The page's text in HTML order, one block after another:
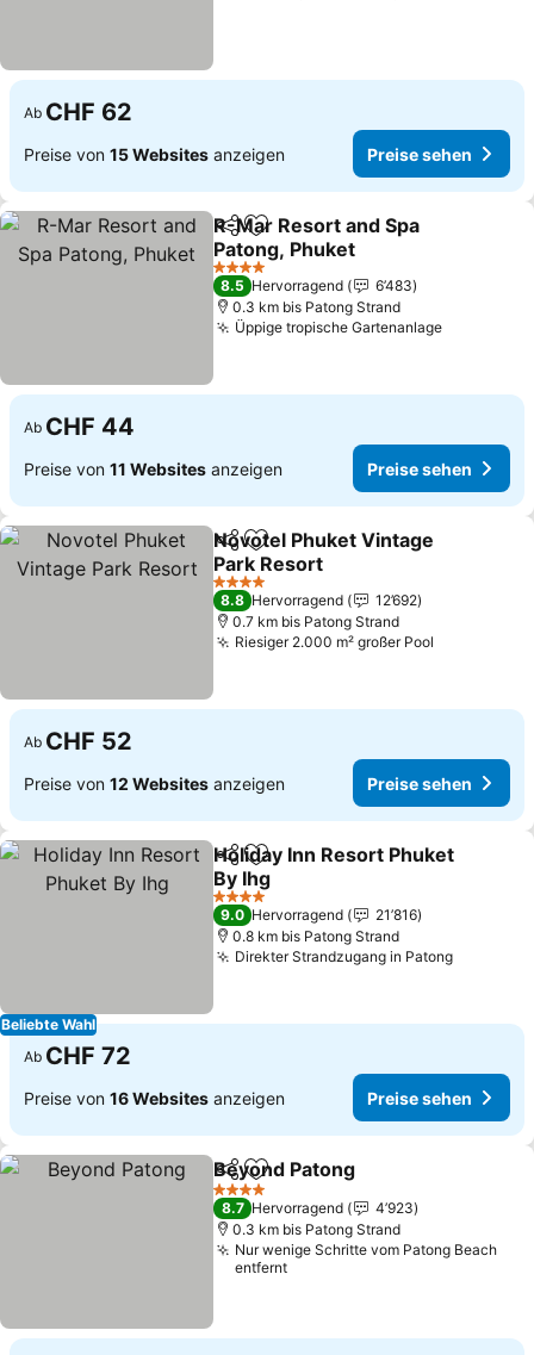
Ab CHF 62
Preise von 15 Websites anzeigen Preise sehen
TeilenZu Favoriten hinzufügen
R-Mar Resort and Spa
Patong, Phuket
Preise sehen
4 Sterne
8.5 Hervorragend
6’483
0.3 km bis Patong Strand
Üppige tropische GartenanlagePreise
Ab CHF 44
Preise von 11 Websites anzeigen Preise sehen
TeilenZu Favoriten hinzufügen
Novotel Phuket Vintage
Park Resort
Preise sehen
4 Sterne
8.8 Hervorragend
12’692
0.7 km bis Patong Strand
Riesiger 2.000 m² großer Pool
Ab CHF 52
Preise von 12 Websites anzeigen Preise sehen
Beliebte Wahl
TeilenZu Favoriten hinzufügen
Holiday Inn Resort Phuket
By Ihg
Preise sehen
4 Sterne
9.0 Hervorragend
21’816
0.8 km bis Patong Strand
Direkter Strandzugang in PatongPreise
Ab CHF 72
Preise von 16 Websites anzeigen Preise sehen
TeilenZu Favoriten hinzufügen
Beyond Patong
4 Sterne
8.7 Hervorragend
4’923
0.3 km bis Patong Strand
Nur wenige Schritte vom Patong Beach
entfernt